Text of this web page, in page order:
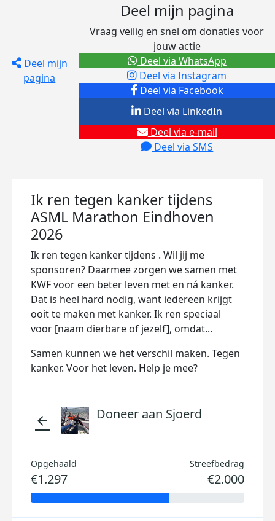
Deel mijn
pagina
Deel mijn pagina
Vraag veilig en snel om donaties voor
jouw actie
Deel via Facebook
Deel via Instagram
Deel via e-mail
Deel via SMS
Deel via LinkedIn
Deel via WhatsApp
Ik ren tegen kanker tijdens
ASML Marathon Eindhoven
2026
Ik ren tegen kanker tijdens . Wil jij me
sponsoren? Daarmee zorgen we samen met
KWF voor een beter leven met en ná kanker.
Dat is heel hard nodig, want iedereen krijgt
ooit te maken met kanker. Ik ren speciaal
voor [naam dierbare of jezelf], omdat...
Samen kunnen we het verschil maken. Tegen
kanker. Voor het leven. Help je mee?
arrow_back Doneer aan Sjoerd
Opgehaald
€1.297
Streefbedrag
€2.000